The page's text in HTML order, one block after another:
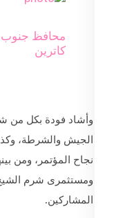
كاترين
وأشاد فودة بكل من
الجيش والشرطة،
نجاح المؤتمر،
ومستثمرى شرم الشيخ
المشاركين.